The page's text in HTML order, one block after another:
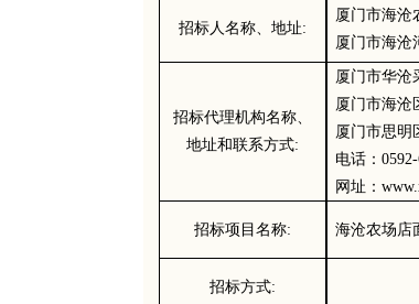
招标人名称、地址:
厦门市海沧
厦门市海沧
招标代理机构名称、
地址和联系方式:
厦门市华沧
厦门市海沧
厦门市思明
电话： 0592-
网址：
招标项目名称: 海沧农场店
招标方式: